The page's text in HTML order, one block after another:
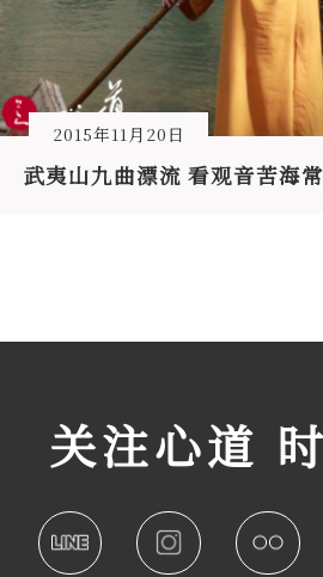
2015年11月20日
武夷山九曲漂流 看观音苦海
关注心道